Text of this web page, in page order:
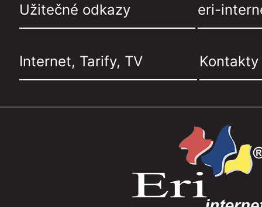
Užitečné odkazy eri-
Internet, Tarify, TV Kontakty